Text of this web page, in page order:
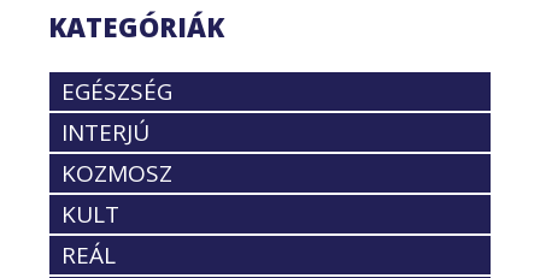
KATEGÓRIÁK
EGÉSZSÉG
INTERJÚ
KOZMOSZ
KULT
REÁL